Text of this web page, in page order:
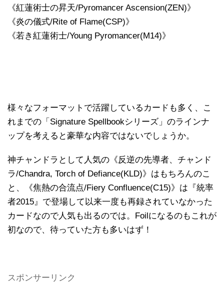
《紅蓮術士の昇天/Pyromancer Ascension(ZEN)》
《炎の儀式/Rite of Flame(CSP)》
《若き紅蓮術士/Young Pyromancer(M14)》
様々なフォーマットで活躍しているカードも多く、こ
れまでの「Signature Spellbookシリーズ」のラインナ
ップを考えると豪華な内容ではないでしょうか。
神チャンドラとして人気の《反逆の先導者、チャンド
ラ/Chandra, Torch of Defiance(KLD)》はもちろんのこ
と、《焦熱の合流点/Fiery Confluence(C15)》は『統率
者2015』で登場して以来一度も再録されていなかった
カードなので人気も出るのでは。Foilになるのもこれが
初なので、待っていた方も多いはず！
スポンサーリンク